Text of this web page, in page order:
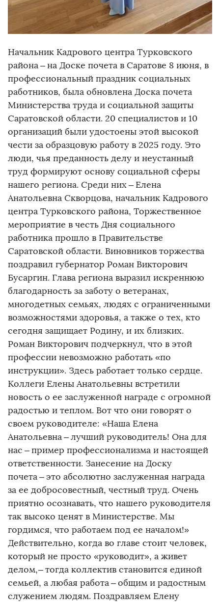
Начальник Кадрового центра Турковского
района – ​на Доске почета в Саратове 8 июня, в
профессиональный праздник социальных
работников, была обновлена Доска почета
Министерства труда и социальной защиты
Саратовской области. 20 специалистов и 10
организаций были удостоены этой высокой
чести за образцовую работу в 2025 году. Это
люди, чья преданность делу и неустанный
труд формируют основу социальной сферы
нашего региона. Среди них – ​Елена
Анатольевна Скворцова, начальник Кадрового
центра Турковского района, Торжественное
мероприятие в честь Дня социального
работника прошло в Правительстве
Саратовской области. Виновников торжества
поздравил губернатор Роман Викторович
Бусаргин. Глава региона выразил искреннюю
благодарность за заботу о ветеранах,
многодетных семьях, людях с ограниченными
возможностями здоровья, а также о тех, кто
сегодня защищает Родину, и их близких.
Роман Викторович подчеркнул, что в этой
профессии невозможно работать «по
инструкции». Здесь работает только сердце.
Коллеги Елены Анатольевны встретили
новость о ее заслуженной награде с огромной
радостью и теплом. Вот что они говорят о
своем руководителе: «Наша Елена
Анатольевна – ​лучший руководитель! Она для
нас – ​пример профессионализма и настоящей
ответственности. Занесение на Доску
почета – ​это абсолютно заслуженная награда
за ее доб­росовестный, честный труд. Очень
приятно осознавать, что нашего руководителя
так высоко ценят в Министерстве. Мы
гордимся, что работаем под ее началом!»
Действительно, когда во главе стоит человек,
который не просто «руководит», а живет
делом, – ​тогда коллектив становится единой
семьей, а любая работа – ​общим и радостным
служением людям. Поздравляем Елену